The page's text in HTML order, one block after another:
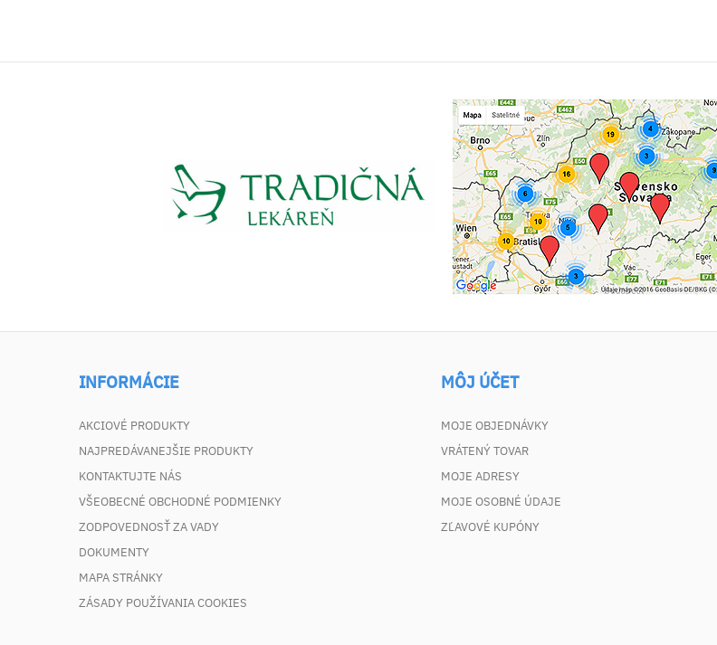
INFORMÁCIE
AKCIOVÉ PRODUKTY
NAJPREDÁVANEJŠIE PRODUKTY
KONTAKTUJTE NÁS
VŠEOBECNÉ OBCHODNÉ PODMIENKY
ZODPOVEDNOSŤ ZA VADY
DOKUMENTY
MAPA STRÁNKY
ZÁSADY POUŽÍVANIA COOKIES
MÔJ ÚČET
MOJE OBJEDNÁVKY
VRÁTENÝ TOVAR
MOJE ADRESY
MOJE OSOBNÉ ÚDAJE
ZĽAVOVÉ KUPÓNY